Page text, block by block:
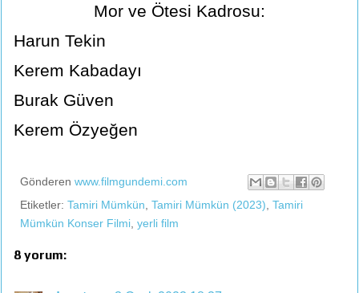
Mor ve Ötesi Kadrosu:
Harun Tekin
Kerem Kabadayı
Burak Güven
Kerem Özyeğen
Gönderen www.filmgundemi.com
Etiketler: Tamiri Mümkün Tamiri Mümkün (2023) Tamiri
Mümkün Konser Filmi yerli film
8 yorum: